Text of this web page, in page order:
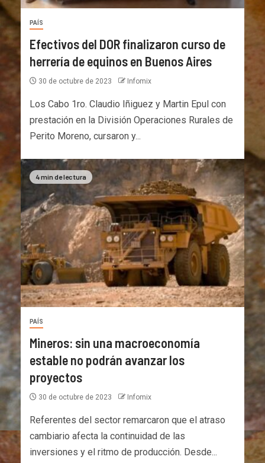
PAÍS
Efectivos del DOR finalizaron curso de
herrería de equinos en Buenos Aires
30 de octubre de 2023 Infomix
Los Cabo 1ro. Claudio Iñiguez y Martin Epul con
prestación en la División Operaciones Rurales de
Perito Moreno, cursaron y...
4 min de lectura
PAÍS
Mineros: sin una macroeconomía
estable no podrán avanzar los
proyectos
30 de octubre de 2023 Infomix
Referentes del sector remarcaron que el atraso
cambiario afecta la continuidad de las
inversiones y el ritmo de producción. Desde...